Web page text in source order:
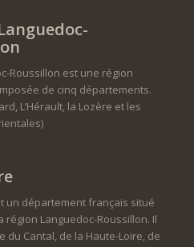
Roussillon est une région
de cinq départements.
L’Hérault, la Lozère et les
un département français situé
région Languedoc-Roussillon. Il
du Cantal, de la Haute-Loire, de